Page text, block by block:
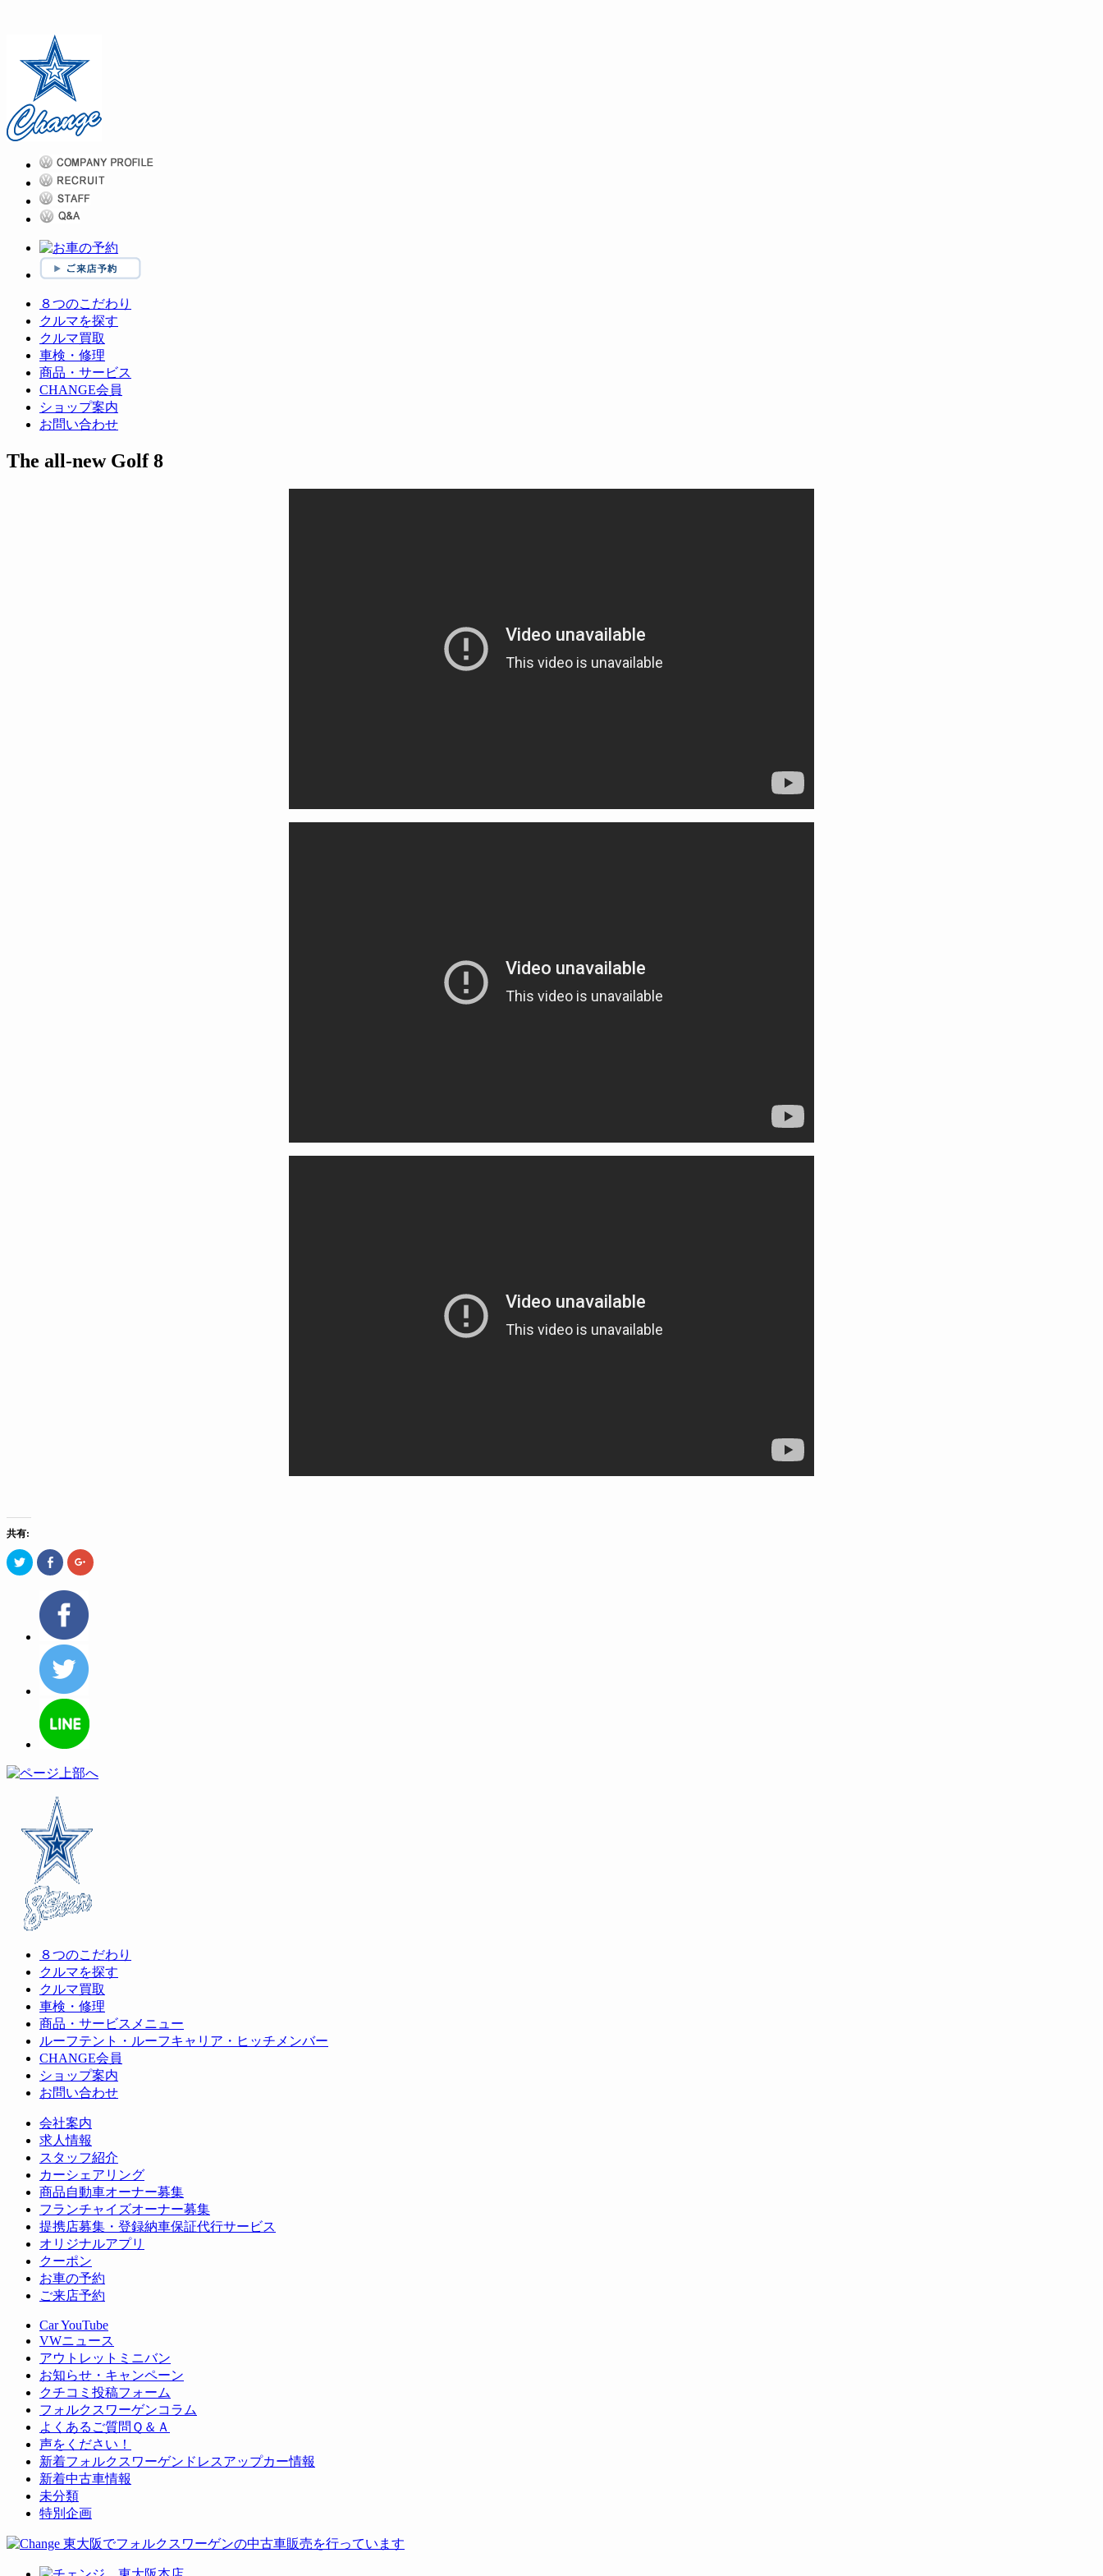
８つのこだわり
クルマを探す
クルマ買取
車検・修理
商品・サービス
CHANGE会員
ショップ案内
お問い合わせ
The all-new Golf 8
共有:
ク
リ
Twitter
共
ウ
ィ
開
ま
す)
Facebook
で
有
す
る
に
は
ク
リ
ッ
ク
し
く
さ
い
し
ウ
ィ
ド
ウ
で
開
き
ま
す)
ク
リ
て
Google+
(新
し
い
ド
ウ
で
す)
８つのこだわり
クルマを探す
クルマ買取
車検・修理
商品・サービスメニュー
ルーフテント・ルーフキャリア・ヒッチメンバー
CHANGE会員
ショップ案内
お問い合わせ
会社案内
求人情報
スタッフ紹介
カーシェアリング
商品自動車オーナー募集
フランチャイズオーナー募集
提携店募集・登録納車保証代行サービス
オリジナルアプリ
クーポン
お車の予約
ご来店予約
Car YouTube
VWニュース
アウトレットミニバン
お知らせ・キャンペーン
クチコミ投稿フォーム
フォルクスワーゲンコラム
よくあるご質問Ｑ＆Ａ
声をください！
新着フォルクスワーゲンドレスアップカー情報
新着中古車情報
未分類
特別企画